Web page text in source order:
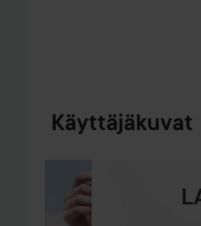
Käyttäjäkuvat